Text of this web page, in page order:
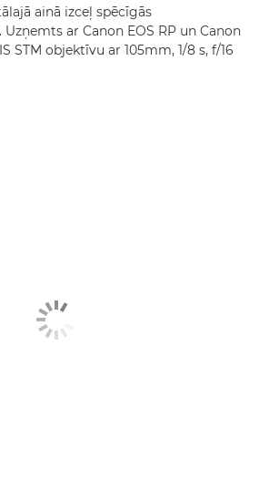
ainā izceļ spēcīgās
Uzņemts ar Canon EOS RP un Canon
STM objektīvu ar 105mm, 1/8 s, f/16